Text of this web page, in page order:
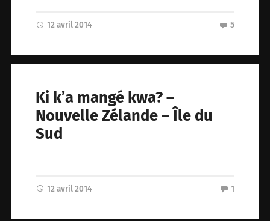
12 avril 2014 5
Ki k’a mangé kwa? –
Nouvelle Zélande – Île du
Sud
12 avril 2014 1